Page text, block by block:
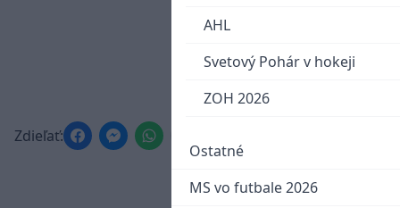
AHL
Svetový Pohár v hokeji
ZOH 2026
Ostatné
MS vo futbale 2026
Zdieľať: